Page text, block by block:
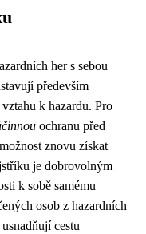
her s sebou
především
vztahu k hazardu. Pro
ochranu před
znovu získat
je dobrovolným
k sobě samému
osob z hazardních
cestu